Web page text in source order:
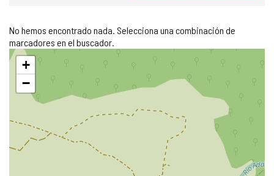
No hemos encontrado nada. Selecciona una combinación de
marcadores en el buscador.
Saltar
mapa
+
−